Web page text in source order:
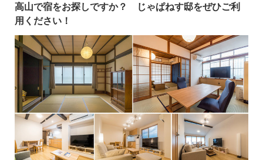
高山で宿をお探しですか？ じゃぱねす邸をぜひご利
用ください！